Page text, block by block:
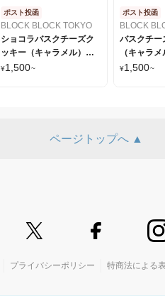
ポスト投函
BLOCK BLOCK TOKYO
ショコラバスクチーズク
ッキー（キャラメル）＜
GIFT FOR YOU シール付
¥1,500~
ポスト投函
BLOCK
バスクチー
（キャラ
BIRTHDAY
¥1,500~
ページトップへ ▲
プライバシーポリシー 特商法による